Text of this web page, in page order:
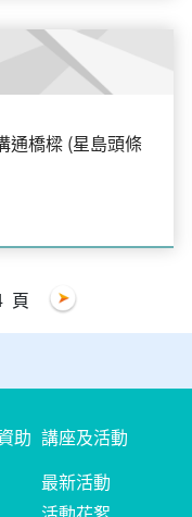
通橋樑 (星島頭條
頁
助 講座及活動
最新活動